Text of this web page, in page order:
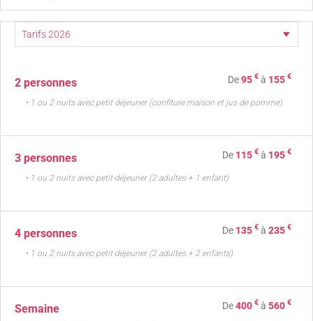
2 personnes De95 € à 155 €
• 1 ou 2 nuits avec petit déjeuner (confiture maison et jus de pomme)
3 personnes De 115 € à 195 €
• 1 ou 2 nuits avec petit-déjeuner (2 adultes + 1 enfant)
4 personnes De 135 € à 235 €
• 1 ou 2 nuits avec petit-déjeuner (2 adultes + 2 enfants)
Semaine De400 € à 560 €